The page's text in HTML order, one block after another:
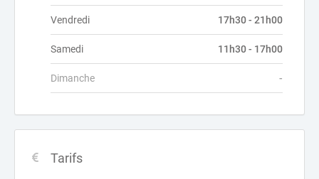
Vendredi 17h30 - 21h00
Samedi 11h30 - 17h00
Dimanche -
Tarifs